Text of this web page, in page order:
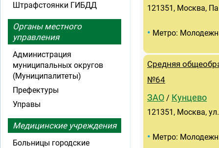
121351, Москва,
• Метро:
Средняя
№64
ЗАО / Кунцево
121351, Москва,
• Метро:
Штрафстоянки ГИБДД
Органы местного
управления
Администрация
муниципальных округов
(Муниципалитеты)
Префектуры
Управы
Медицинские учреждения
Больницы городские